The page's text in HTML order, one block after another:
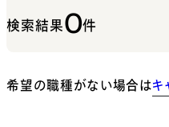
検索結果0件
希望の職種がない場合はキ